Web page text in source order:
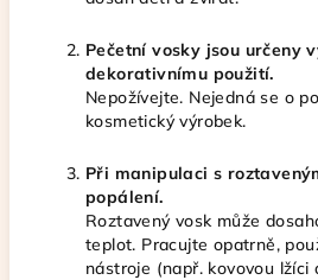
Pečetní vosky jsou určeny
dekorativnímu použití.
Nepožívejte. Nejedná se o
kosmetický výrobek.
Při manipulaci s
popálení.
Roztavený vosk může
teplot. Pracujte opatrně,
nástroje (např. kovovou